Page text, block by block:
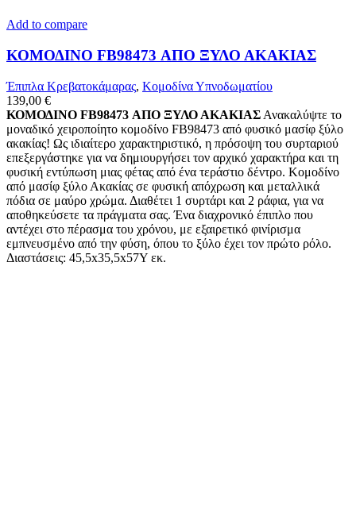
Add to compare
ΚΟΜΟΔΙΝΟ FB98473 ΑΠΟ ΞΥΛΟ ΑΚΑΚΙΑΣ
Έπιπλα Κρεβατοκάμαρας, Κομοδίνα Υπνοδωματίου
139,00 €
ΚΟΜΟΔΙΝΟ FB98473 ΑΠΟ ΞΥΛΟ ΑΚΑΚΙΑΣ Ανακαλύψτε το
μοναδικό χειροποίητο κομοδίνο FB98473 από φυσικό μασίφ ξύλο
ακακίας! Ως ιδιαίτερο χαρακτηριστικό, η πρόσοψη του συρταριού
επεξεργάστηκε για να δημιουργήσει τον αρχικό χαρακτήρα και τη
φυσική εντύπωση μιας φέτας από ένα τεράστιο δέντρο. Κομοδίνο
από μασίφ ξύλο Ακακίας σε φυσική απόχρωση και μεταλλικά
πόδια σε μαύρο χρώμα. Διαθέτει 1 συρτάρι και 2 ράφια, για να
αποθηκεύσετε τα πράγματα σας. Ένα διαχρονικό έπιπλο που
αντέχει στο πέρασμα του χρόνου, με εξαιρετικό φινίρισμα
εμπνευσμένο από την φύση, όπου το ξύλο έχει τον πρώτο ρόλο.
Διαστάσεις: 45,5x35,5x57Y εκ.